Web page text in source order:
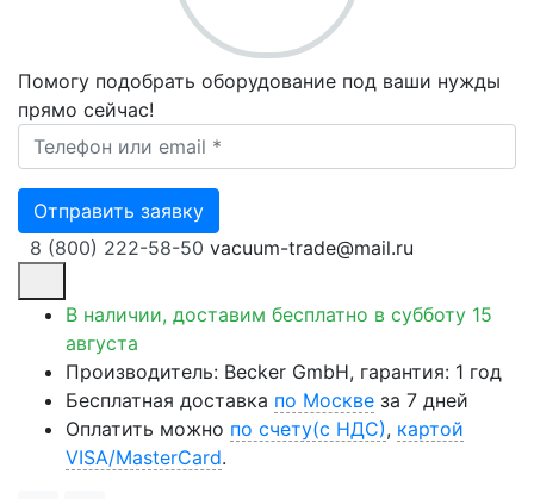
Помогу подобрать оборудование под ваши нужды
прямо сейчас!
Ваш телефон *
Отправить заявку
8 (800) 222-58-50 vacuum-trade@mail.ru
В наличии, доставим бесплатно в субботу 15
августа
Производитель: Becker GmbH, гарантия: 1 год
Бесплатная доставка по Москве за 7 дней
Оплатить можно по счету(с НДС), картой
VISA/MasterCard.